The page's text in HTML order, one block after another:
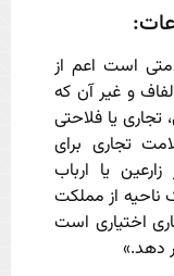
است اعم از
و غیر آن که
یا فلاحتی
تجاری برای
یا ارباب
از مملکت
اختیاری است
دهد.»